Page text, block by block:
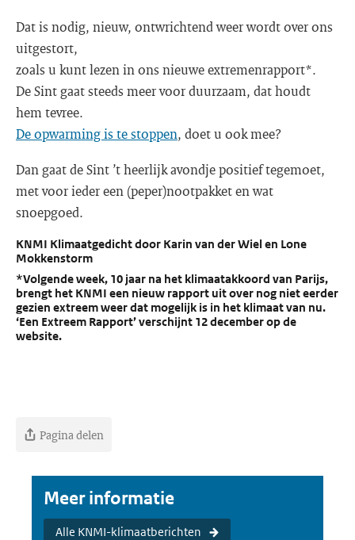
Dat is nodig, nieuw, ontwrichtend weer wordt over ons
uitgestort,
zoals u kunt lezen in ons nieuwe extremenrapport*.
De Sint gaat steeds meer voor duurzaam, dat houdt
hem tevree.
De opwarming is te stoppen, doet u ook mee?
Dan gaat de Sint ’t heerlijk avondje positief tegemoet,
met voor ieder een (peper)nootpakket en wat
snoepgoed.
KNMI Klimaatgedicht door Karin van der Wiel en Lone
Mokkenstorm
*Volgende week, 10 jaar na het klimaatakkoord van Parijs,
brengt het KNMI een nieuw rapport uit over nog niet eerder
gezien extreem weer dat mogelijk is in het klimaat van nu.
‘Een Extreem Rapport’ verschijnt 12 december op de
website.
Pagina delen
Meer informatie
Alle KNMI-klimaatberichten